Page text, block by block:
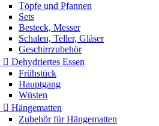
Töpfe und Pfannen
Sets
Besteck, Messer
Schalen, Teller, Gläser
Geschirrzubehör
 Dehydriertes Essen
Frühstück
Hauptgang
Wüsten
 Hängematten
Zubehör für Hängematten